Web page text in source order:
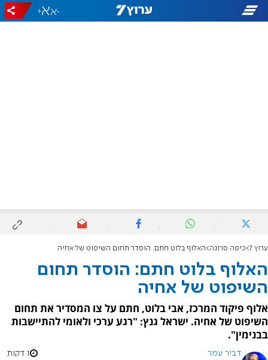
-
+
ערוץ 7 כיפה סרוגה האלוף בלוט חתם: הוסדר תחום השיפוט של אחיה
האלוף בלוט חתם: הוסדר תחום
השיפוט של אחיה
אלוף פיקוד המרכז, אבי בלוט, חתם על צו המסדיר את תחום
השיפוט של אחיה. ישראל גנץ: "רגע ערכי ולאומי להתיישבות
בבנימין".
דביר עמר 1 דקות